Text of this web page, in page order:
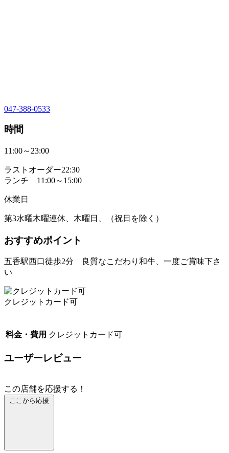
047-388-0533
時間
11:00～23:00
ラストオーダー22:30
ランチ 11:00～15:00
休業日
第3水曜木曜連休、木曜日、（祝日を除く）
おすすめポイント
五香駅西口徒歩2分 良質なこだわり和牛、一度ご賞味下さ
い
クレジットカード可
料金・費用 クレジットカード可
ユーザーレビュー
この店舗を応援する！
ここから応援